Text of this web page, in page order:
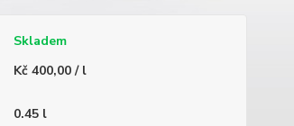
Skladem
Kč 400,00 / l
0.45 l